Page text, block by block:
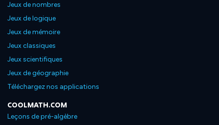
Jeux de nombres
Jeux de logique
Jeux de mémoire
Jeux classiques
Jeux scientifiques
Jeux de géographie
Téléchargez nos applications
COOLMATH.COM
Leçons de pré-algèbre